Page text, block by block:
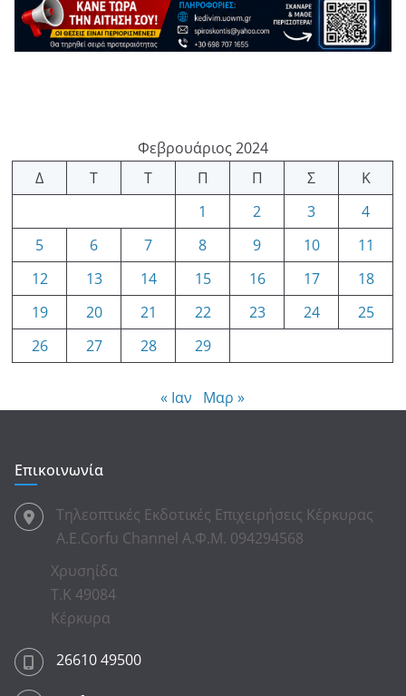
Φεβρουάριος 2024
Δ
Τ Τ Π Π Σ
Κ
1
2 3
4
5
6 7 8 9 10
11
12
13 14 15 16 17
18
19
20 21 22 23 24
25
26
27 28 29
« Ιαν Μαρ »
Επικοινωνία
Τηλεοπτικές Εκδοτικές Επιχειρήσεις Κέρκυρας
Α.Ε.Corfu Channel Α.Φ.Μ. 094294568
Χρυσηίδα
Τ.Κ 49084
Κέρκυρα
26610 49500